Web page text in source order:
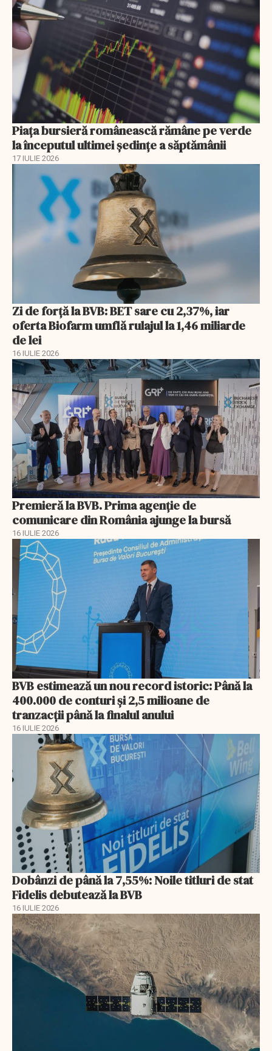
Piața bursieră românească rămâne pe verde
la începutul ultimei ședințe a săptămânii
17 IULIE 2026
Zi de forță la BVB: BET sare cu 2,37%, iar
oferta Biofarm umflă rulajul la 1,46 miliarde
de lei
16 IULIE 2026
Premieră la BVB. Prima agenție de
comunicare din România ajunge la bursă
16 IULIE 2026
BVB estimează un nou record istoric: Până la
400.000 de conturi și 2,5 milioane de
tranzacții până la finalul anului
16 IULIE 2026
Dobânzi de până la 7,55%: Noile titluri de stat
Fidelis debutează la BVB
16 IULIE 2026